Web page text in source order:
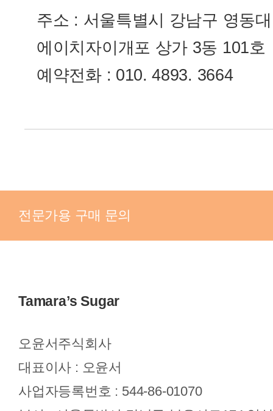
주소 : 서울특별시 강남구 영동
에이치자이개포 상가 3동 101호
예약전화 : 010. 4893. 3664
전문가용 구매 문의
Tamara’s Sugar
오윤서주식회사
대표이사 : 오윤서
사업자등록번호 : 544-86-01070